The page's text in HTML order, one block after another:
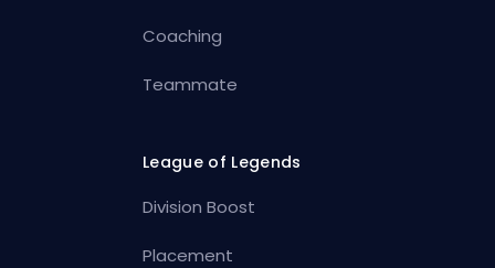
Coaching
Teammate
League of Legends
Division Boost
Placement